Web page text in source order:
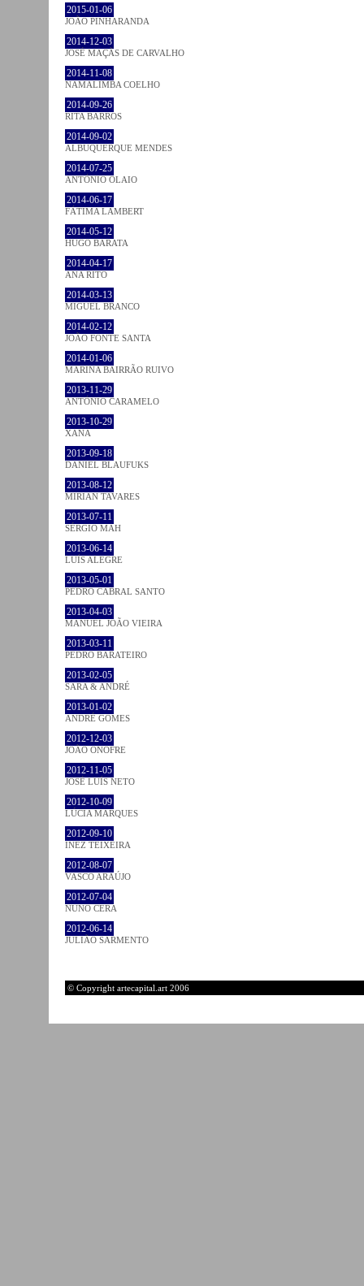
2015-01-06
JOÃO PINHARANDA
2014-12-03
JOSÉ MAÇÃS DE CARVALHO
2014-11-08
NAMALIMBA COELHO
2014-09-26
RITA BARROS
2014-09-02
ALBUQUERQUE MENDES
2014-07-25
ANTÓNIO OLAIO
2014-06-17
FÁTIMA LAMBERT
2014-05-12
HUGO BARATA
2014-04-17
ANA RITO
2014-03-13
MIGUEL BRANCO
2014-02-12
JOÃO FONTE SANTA
2014-01-06
MARINA BAIRRÃO RUIVO
2013-11-29
ANTÓNIO CARAMELO
2013-10-29
XANA
2013-09-18
DANIEL BLAUFUKS
2013-08-12
MIRIAN TAVARES
2013-07-11
SÉRGIO MAH
2013-06-14
LUÍS ALEGRE
2013-05-01
PEDRO CABRAL SANTO
2013-04-03
MANUEL JOÃO VIEIRA
2013-03-11
PEDRO BARATEIRO
2013-02-05
SARA & ANDRÉ
2013-01-02
ANDRÉ GOMES
2012-12-03
JOÃO ONOFRE
2012-11-05
JOSÉ LUÍS NETO
2012-10-09
LÚCIA MARQUES
2012-09-10
INEZ TEIXEIRA
2012-08-07
VASCO ARAÚJO
2012-07-04
NUNO CERA
2012-06-14
JULIÃO SARMENTO
© Copyright artecapital.art 2006